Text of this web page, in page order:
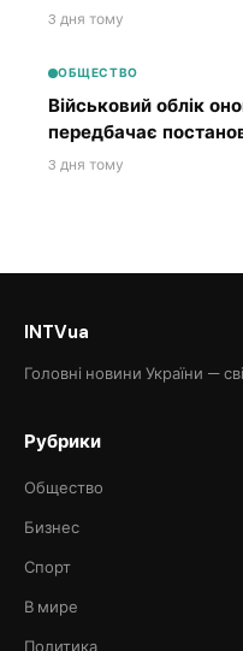
3 дня тому
ОБЩЕСТВО
Військовий облік
передбачає
3 дня тому
INTVua
Головні новини України —
Рубрики
Общество
Бизнес
Спорт
В мире